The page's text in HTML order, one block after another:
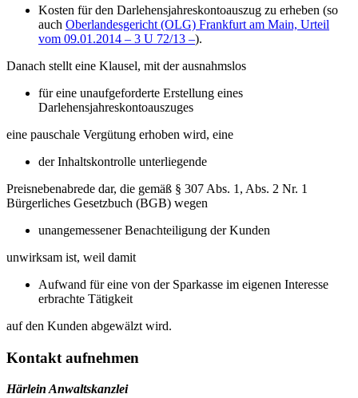
Kosten für den Darlehensjahreskontoauszug zu erheben (so
auch Oberlandesgericht (OLG) Frankfurt am Main, Urteil
vom 09.01.2014 – 3 U 72/13 –).
Danach stellt eine Klausel, mit der ausnahmslos
für eine unaufgeforderte Erstellung eines
Darlehensjahreskontoauszuges
eine pauschale Vergütung erhoben wird, eine
der Inhaltskontrolle unterliegende
Preisnebenabrede dar, die gemäß § 307 Abs. 1, Abs. 2 Nr. 1
Bürgerliches Gesetzbuch (BGB) wegen
unangemessener Benachteiligung der Kunden
unwirksam ist, weil damit
Aufwand für eine von der Sparkasse im eigenen Interesse
erbrachte Tätigkeit
auf den Kunden abgewälzt wird.
Kontakt aufnehmen
Härlein Anwaltskanzlei